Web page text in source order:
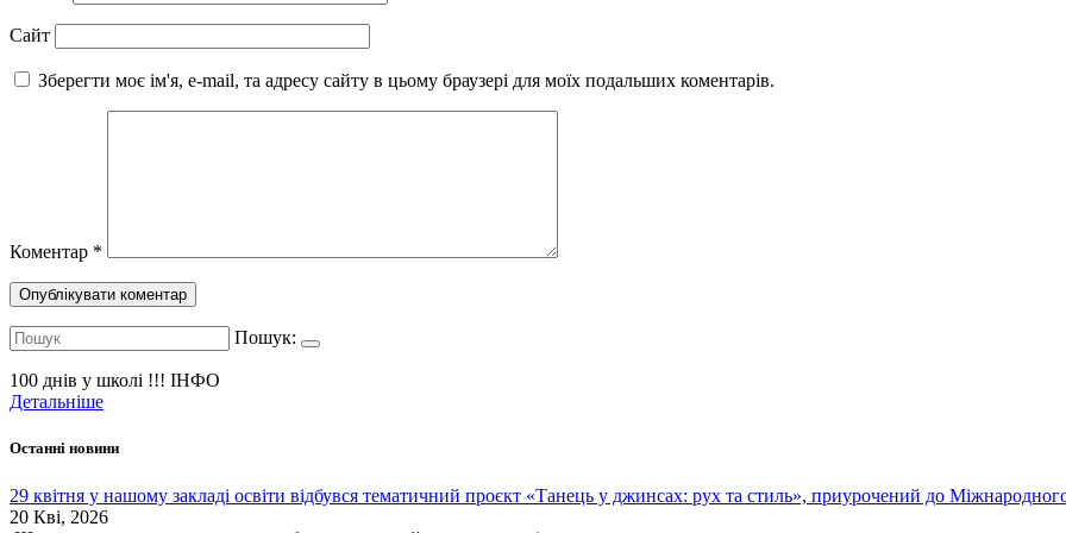
Сайт
Зберегти моє ім'я, e-mail, та адресу сайту в цьому браузері для моїх подальших коментарів.
Коментар *
Пошук:
100 днів у школі !!! ІНФО
Детальніше
Останні новини
29 квітня у нашому закладі освіти відбувся тематичний проєкт «Танець у джинсах: рух та стиль», приурочений до
20 Кві, 2026